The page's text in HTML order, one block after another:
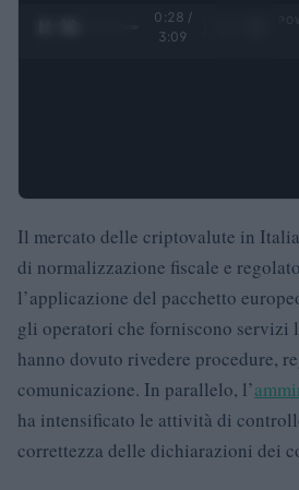
0:28 /
3:09
Il mercato delle criptovalute in
di normalizzazione fiscale e
l’applicazione del pacchetto
gli operatori che forniscono servizi
hanno dovuto rivedere procedure,
comunicazione. In parallelo, l’
ha intensificato le attività di
correttezza delle dichiarazioni dei